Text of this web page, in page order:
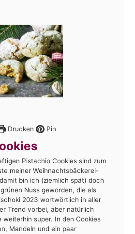
Drucken Pin
Pistachio Cookies sind zum
meiner Weihnachtsbäckerei-
bin ich (ziemlich spät) doch
Nuss geworden, die als
2023 wortwörtlich in aller
Trend vorbei, aber natürlich
weiterhin super. In den Cookies
Mandeln und ein paar